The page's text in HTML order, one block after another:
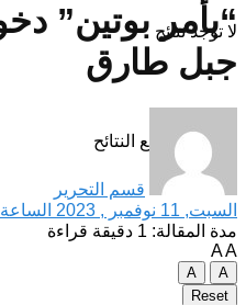
لا توجد نتائج
مشاهدة جميع النتائح
“بأمر بوتين”
جبل طارق
قسم التحرير
السبت, 11 نوفمبر , 2023 الساعة 3:21 مساءً (مكة المكرمة)
مدة المقالة: 1 دقيقة قراءة
AA
A
A
Reset